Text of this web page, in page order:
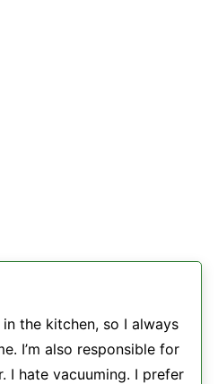
the kitchen, so I always
I’m also responsible for
I hate vacuuming. I prefer